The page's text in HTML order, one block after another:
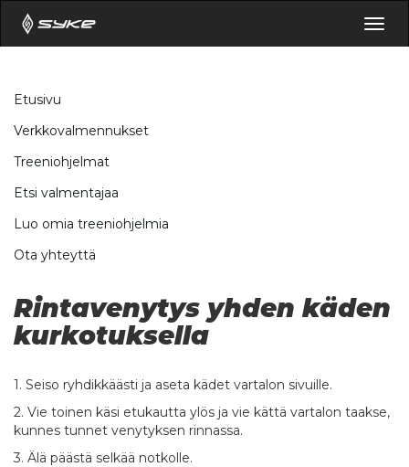
Etusivu
Verkkovalmennukset
Treeniohjelmat
Etsi valmentajaa
Luo omia treeniohjelmia
Ota yhteyttä
Rintavenytys yhden käden
kurkotuksella
1. Seiso ryhdikkäästi ja aseta kädet vartalon sivuille.
2. Vie toinen käsi etukautta ylös ja vie kättä vartalon taakse,
kunnes tunnet venytyksen rinnassa.
3. Älä päästä selkää notkolle.